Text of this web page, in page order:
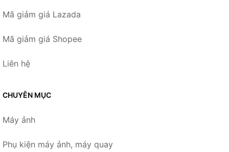
Mã giảm giá Lazada
Mã giảm giá Shopee
Liên hệ
CHUYÊN MỤC
Máy ảnh
Phụ kiện máy ảnh, máy quay